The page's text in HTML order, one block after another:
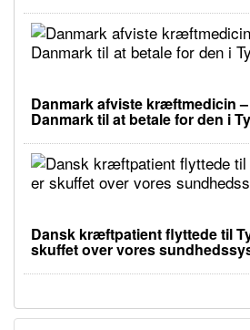
Danmark afviste kræftmedicin
Danmark til at betale for den i
Dansk kræftpatient flyttede til
skuffet over vores